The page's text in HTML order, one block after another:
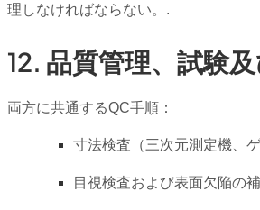
理しなければならない。.
12. 品質管理、試験
両方に共通するQC手順：
寸法検査（三次元測定機、
目視検査および表面欠陥の